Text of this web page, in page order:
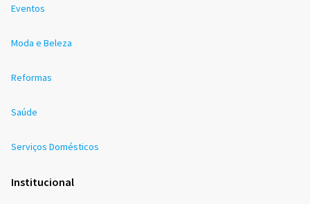
Eventos
Moda e Beleza
Reformas
Saúde
Serviços Domésticos
Institucional